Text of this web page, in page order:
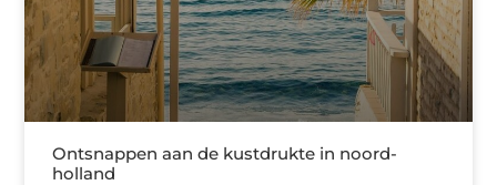
Ontsnappen aan de kustdrukte in noord-
holland